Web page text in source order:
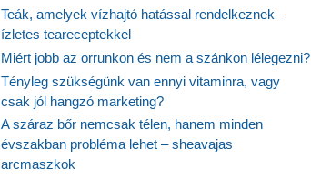
Teák, amelyek vízhajtó hatással rendelkeznek –
ízletes teareceptekkel
Miért jobb az orrunkon és nem a szánkon lélegezni?
Tényleg szükségünk van ennyi vitaminra, vagy
csak jól hangzó marketing?
A száraz bőr nemcsak télen, hanem minden
évszakban probléma lehet – sheavajas
arcmaszkok